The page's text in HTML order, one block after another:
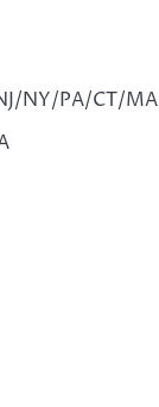
NY/PA/CT/MA